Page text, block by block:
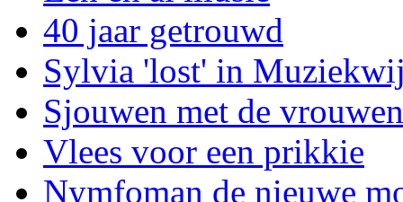
40 jaar getrouwd
Sylvia 'lost' in
Sjouwen met de vrouwen
Vlees voor een prikkie
Nymfoman de nieuwe